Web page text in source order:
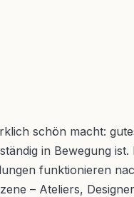
schön macht:
in Bewegung
funktionieren
– Ateliers,